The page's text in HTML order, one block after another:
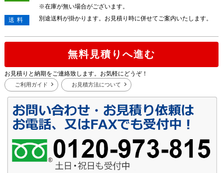
※在庫が無い場合がございます。
送料
別途送料が掛かります。お見積り時に併せてご案内いたします。
無料見積りへ進む
お見積りと納期をご連絡致します。お気軽にどうぞ！
ご利用ガイド お見積方法について